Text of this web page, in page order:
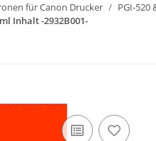
für Canon Drucker
PGI-520
Inhalt -2932B001-